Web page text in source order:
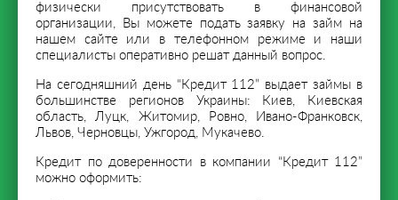
физически присутствовать в финансовой
организации, Вы можете подать заявку на займ на
нашем сайте или в телефонном режиме и наши
специалисты оперативно решат данный вопрос.
На сегодняшний день “Кредит 112” выдает займы в
большинстве регионов Украины: Киев, Киевская
область, Луцк, Житомир, Ровно, Ивано-Франковск,
Львов, Черновцы, Ужгород, Мукачево.
Кредит по доверенности в компании “Кредит 112”
можно оформить: